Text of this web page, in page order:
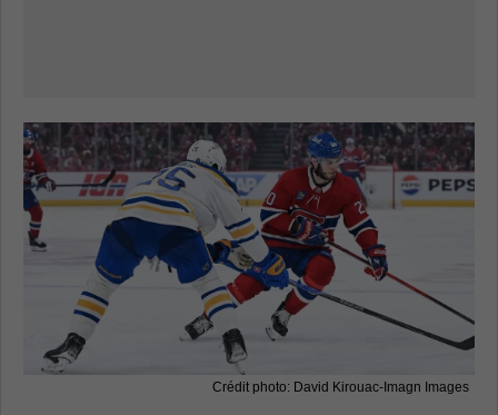
Crédit photo: David Kirouac-Imagn Images